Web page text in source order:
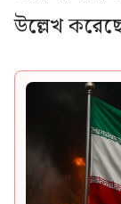
উল্লেখ